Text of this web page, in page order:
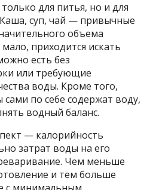
для питья, но и для
суп, чай — привычные
объема
приходится искать
есть без
или требующие
воды. Кроме того,
по себе содержат воду,
водный баланс.
— калорийность
затрат воды на его
Чем меньше
и тем больше